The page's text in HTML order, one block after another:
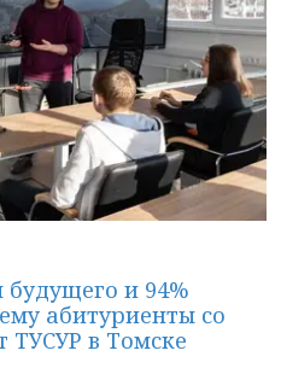
и 94%
абитуриенты со
ТУСУР в Томске